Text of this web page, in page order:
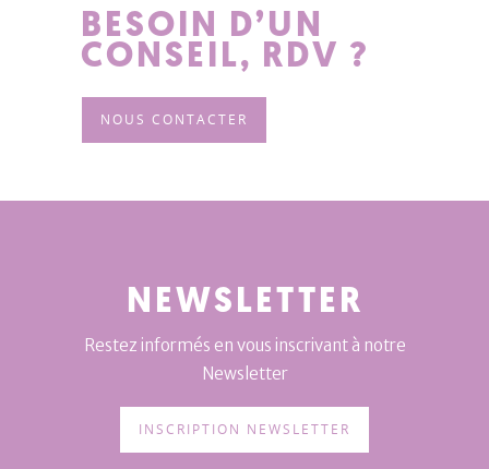
BESOIN D’UN
CONSEIL, RDV ?
NOUS CONTACTER
NEWSLETTER
Restez informés en vous inscrivant à notre
Newsletter
INSCRIPTION NEWSLETTER